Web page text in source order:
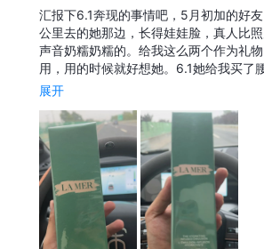
汇报下6.1奔现的事情吧，5月初加的好
公里去的她那边，长得娃娃脸，真人比
声音奶糯奶糯的。给我这么两个作为礼
用，用的时候就好想她。6.1她给我买了
展开